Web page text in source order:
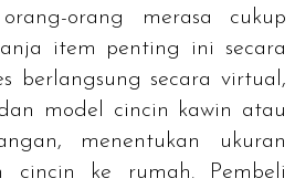
orang merasa cukup
item penting ini secara
berlangsung secara virtual,
model cincin kawin atau
menentukan ukuran
cincin ke rumah. Pembeli